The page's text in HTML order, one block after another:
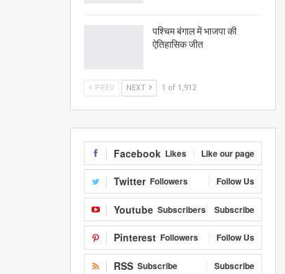
पश्चिम बंगाल में भाजपा की
ऐतिहासिक जीत
PREV NEXT 1 of 1,912
Facebook Likes Like our page
Twitter Followers Follow Us
Youtube Subscribers Subscribe
Pinterest Followers Follow Us
RSS Subscribe Subscribe